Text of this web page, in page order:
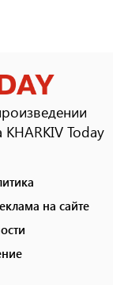
Today
на сайте